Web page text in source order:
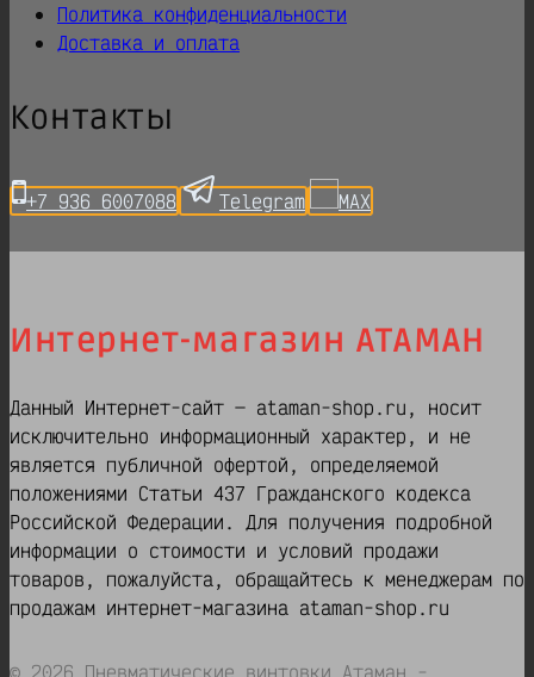
Политика конфиденциальности
Доставка и оплата
Контакты
+7 936 6007088 Telegram MAX
Интернет-магазин АТАМАН
Данный Интернет-сайт — ataman-shop.ru, носит
исключительно информационный характер, и не
является публичной офертой, определяемой
положениями Статьи 437 Гражданского кодекса
Российской Федерации. Для получения подробной
информации о стоимости и условий продажи
товаров, пожалуйста, обращайтесь к менеджерам по
продажам интернет-магазина ataman-shop.ru
© 2026 Пневматические винтовки Атаман -